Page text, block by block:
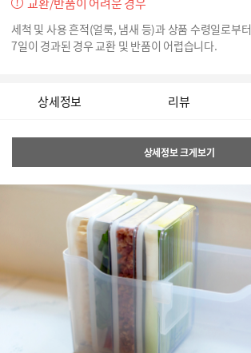
세척 및 사용 흔적(얼룩, 냄새 등)과 상품 수령일로부터
7일이 경과된 경우 교환 및 반품이 어렵습니다.
상세정보 리뷰
상세정보 크게보기